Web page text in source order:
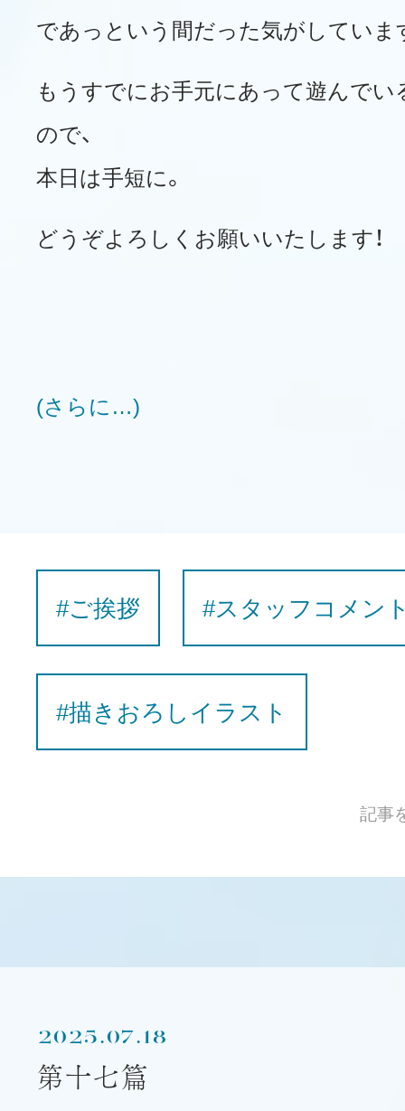
であっという間だった気がしていま
もうすでにお手元にあって遊んで
ので、
本日は手短に。
どうぞよろしくお願いいたします！
(さらに…)
#ご挨拶 #スタッフコメン
#描きおろしイラスト
記事
2025.07.18
第十七篇